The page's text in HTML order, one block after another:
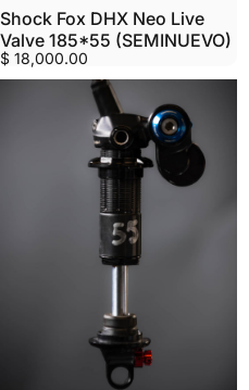
Shock Fox DHX Neo Live
Valve 185*55 (SEMINUEVO)
$ 18,000.00